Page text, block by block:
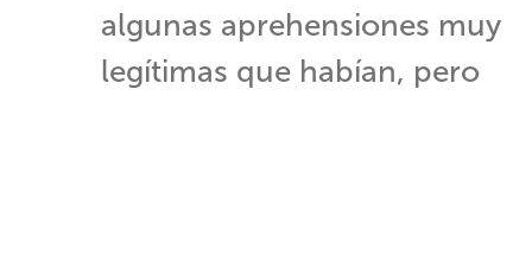
algunas aprehensiones muy
legítimas que habían, pero